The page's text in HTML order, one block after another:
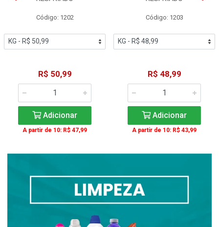
Código: 1202
R$ 50,99
Adicionar
A partir de 10: R$ 47,99
Código: 1203
R$ 48,99
Adicionar
A partir de 10: R$ 43,99